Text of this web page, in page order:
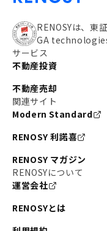
RENOSYは、東
GA technologies
サービス
不動産投資
不動産売却
関連サイト
Modern Standard
RENOSY 利諾喜
RENOSY マガジン
RENOSYについて
運営会社
RENOSYとは